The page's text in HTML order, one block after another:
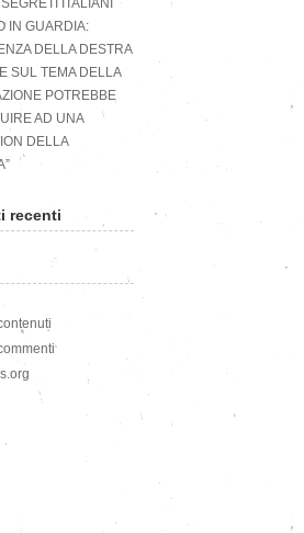
SEGRETI ITALIANI
IN GUARDIA:
DELLA DESTRA
SUL TEMA DELLA
POTREBBE
AD UNA
DELLA
recenti